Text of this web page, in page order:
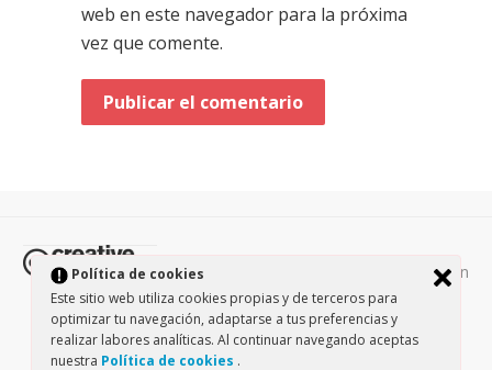
Política de cookies
Este sitio web utiliza cookies propias y de terceros para
optimizar tu navegación, adaptarse a tus preferencias y
realizar labores analíticas. Al continuar navegando aceptas
nuestra Política de cookies .
web en este navegador para la próxima
vez que comente.
Todos los contenidos de esta página están
protegidos por la licencia Creative Commons Attribution-
NonCommercial-ShareAlike 3.0. / Política de privacidad
Theme by Design Lab